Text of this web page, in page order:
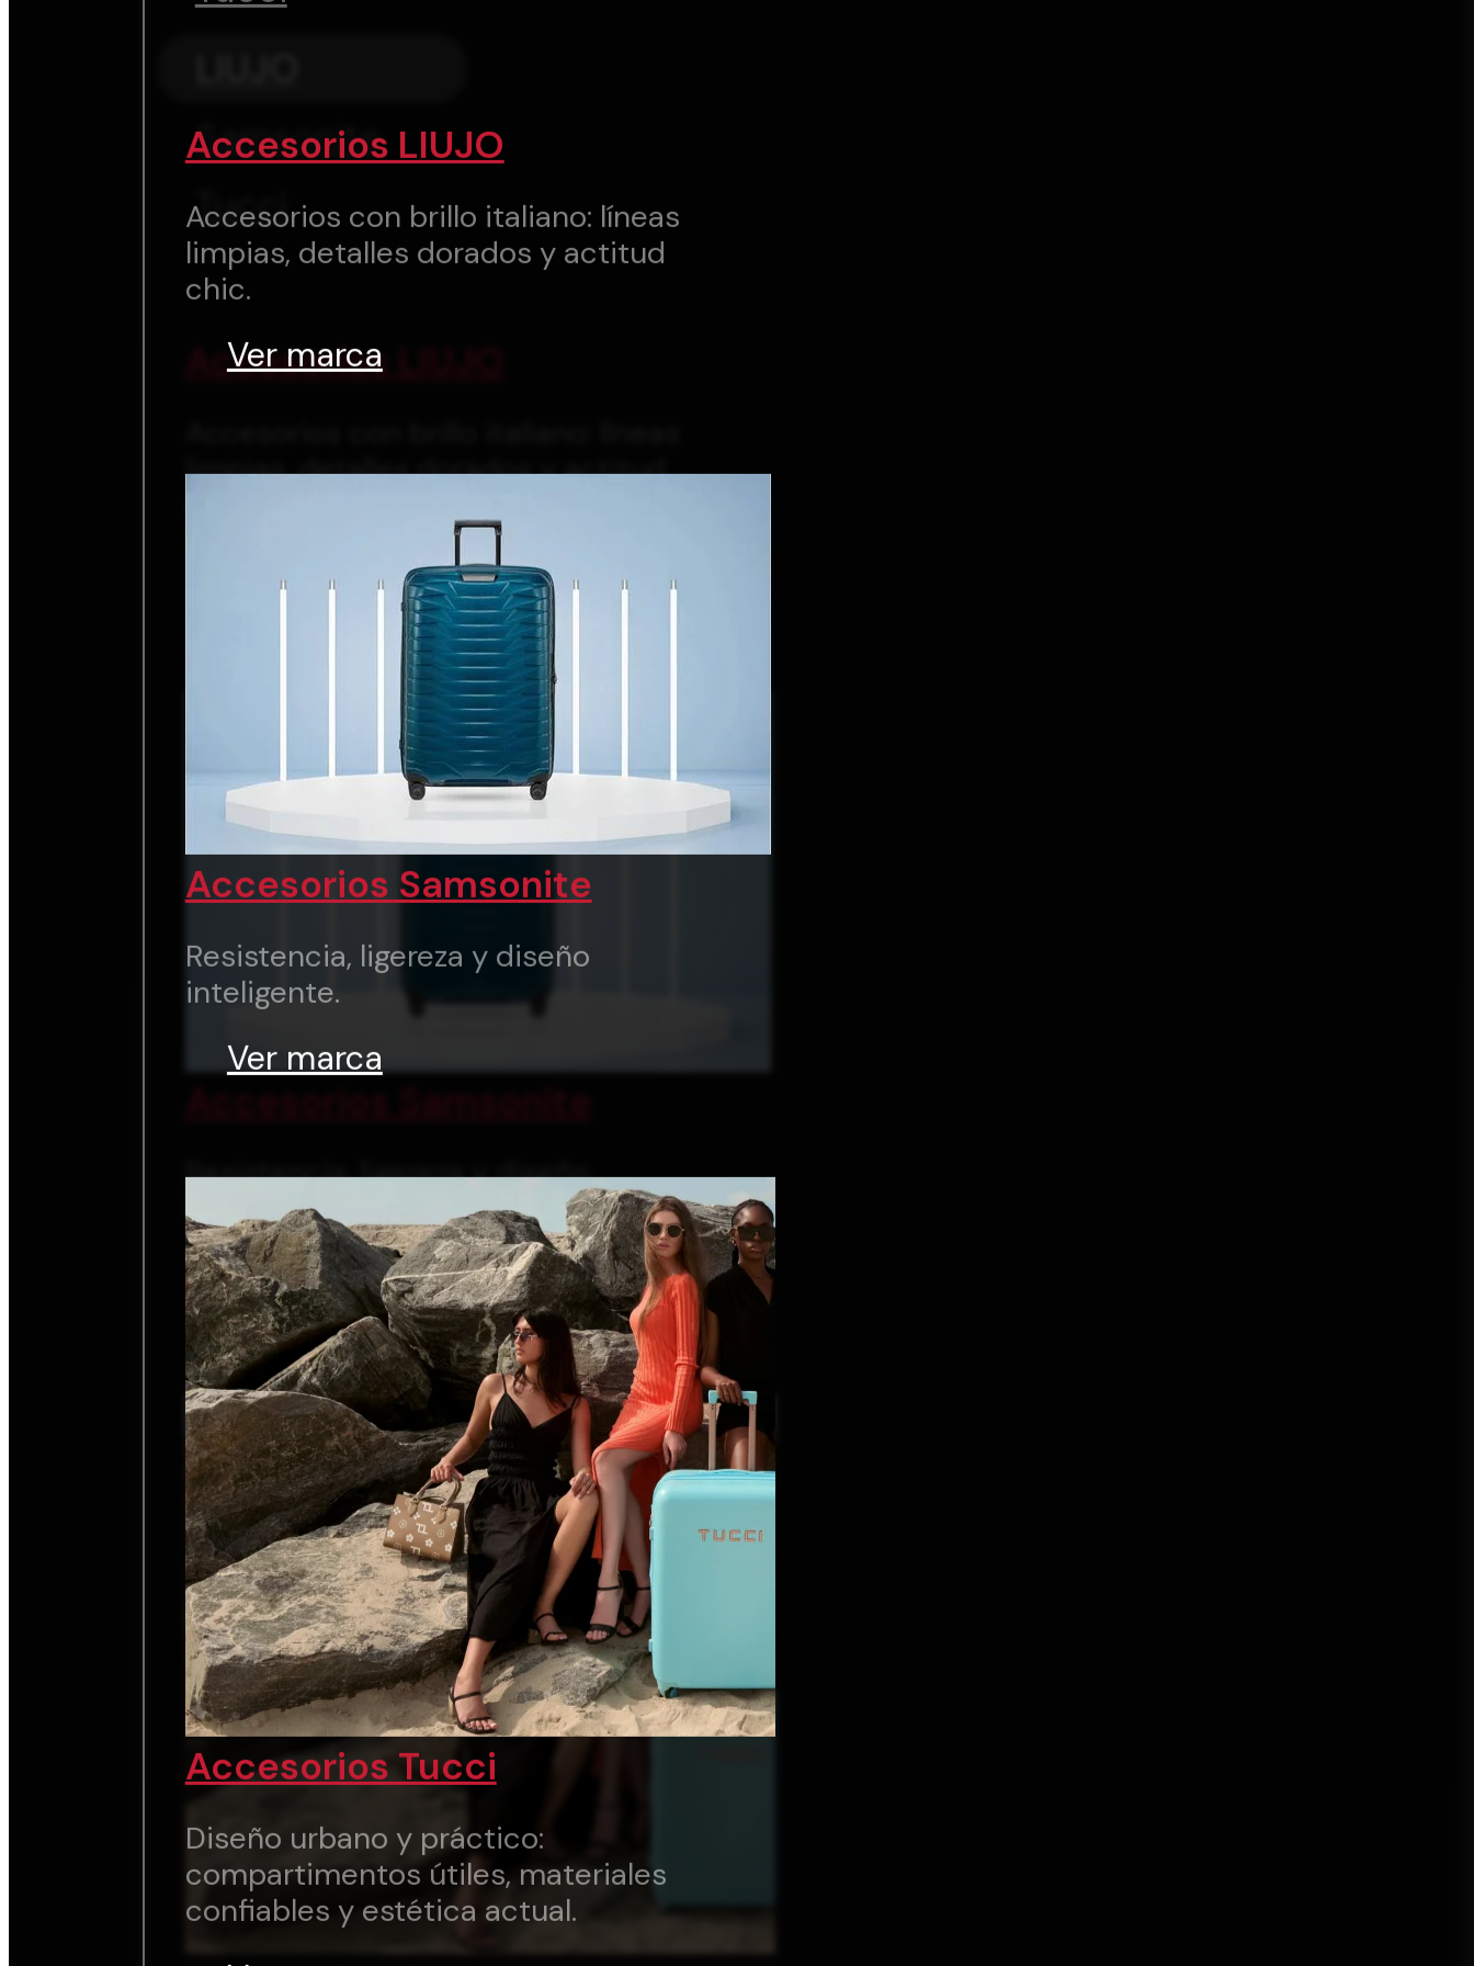
Samsonite
Tucci
Accesorios LIUJO
limpias, detalles dorados y actitud
Ver marca
Accesorios Samsonite
Resistencia, ligereza y diseño
inteligente.
Ver marca
Accesorios LIUJO
Accesorios con brillo italiano: líneas
limpias, detalles dorados y actitud
chic.
Ver marca
Accesorios Samsonite
Resistencia, ligereza y diseño
inteligente.
Ver marca
Accesorios Tucci
Diseño urbano y práctico:
compartimentos útiles, materiales
confiables y estética actual.